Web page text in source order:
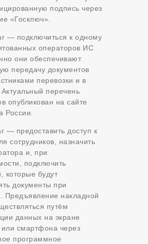
подпись через
«Госключ».
— подключиться к одному
операторов ИС
они обеспечивают
передачу документов
перевозки и в
перечень
опубликован на сайте
России.
— предоставить доступ к
сотрудников, назначить
и, при
подключить
которые будут
документы при
Предъявление накладной
путём
данных на экране
смартфона через
программное